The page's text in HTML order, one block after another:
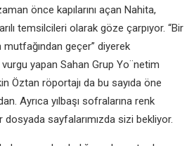
önce kapılarını açan Nahita,
temsilcileri olarak göze çarpıyor. “Bir
mutfağından geçer” diyerek
yapan Sahan Grup Yo¨netim
Öztan röportajı da bu sayıda öne
Ayrıca yılbaşı sofralarına renk
sayfalarımızda sizi bekliyor.